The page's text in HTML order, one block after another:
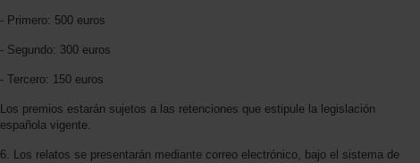
- Primero: 500 euros
- Segundo: 300 euros
- Tercero: 150 euros
Los premios estarán sujetos a las retenciones que estipule la legislación
española vigente.
6. Los relatos se presentarán mediante correo electrónico, bajo el sistema de